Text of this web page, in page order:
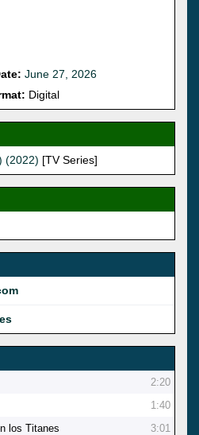
June 27, 2026
Digital
(2022) [TV Series]
2:20
1:40
los Titanes
3:01